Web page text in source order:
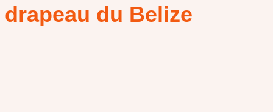
drapeau du Belize